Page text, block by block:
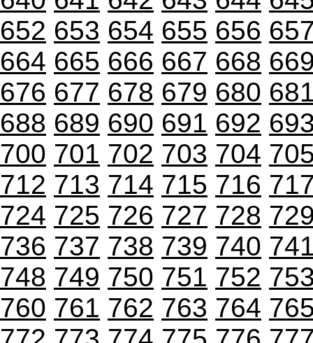
652 653 654 655 656
664 665 666 667 668
676 677 678 679 680
688 689 690 691 692
700 701 702 703 704
712 713 714 715 716
724 725 726 727 728
736 737 738 739 740
748 749 750 751 752
760 761 762 763 764